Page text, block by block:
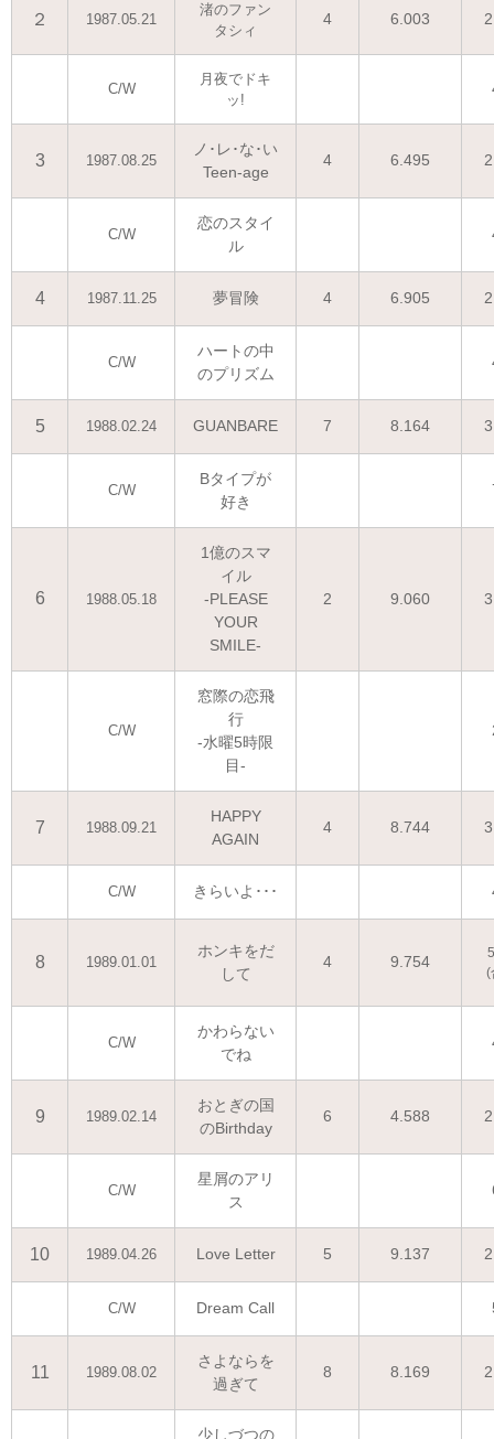
２ 1987.05.21
渚のファン
タシィ
4 6.003
C/W
月夜でドキ
ッ!
3 1987.08.25
ノ･レ･な･い
Teen-age
4 6.495
C/W
恋のスタイ
ル
4 1987.11.25 夢冒険 4 6.905
C/W
ハートの中
のプリズム
5 1988.02.24 GUANBARE 7 8.164
C/W
Bタイプが
好き
6 1988.05.18
1億のスマ
イル
-PLEASE
YOUR
SMILE-
2 9.060
C/W
窓際の恋飛
行
-水曜5時限
目-
7 1988.09.21
HAPPY
AGAIN
4 8.744
C/W きらいよ･･･
8 1989.01.01
ホンキをだ
して
4 9.754
(
C/W
かわらない
でね
9 1989.02.14
おとぎの国
のBirthday
6 4.588
C/W
星屑のアリ
ス
10 1989.04.26 Love Letter 5 9.137
C/W Dream Call
11 1989.08.02
さよならを
過ぎて
8 8.169
少しづつの